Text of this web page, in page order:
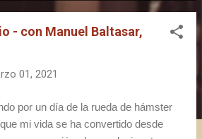
- con Manuel Baltasar,
01, 2021
por un día de la rueda de hámster
mi vida se ha convertido desde